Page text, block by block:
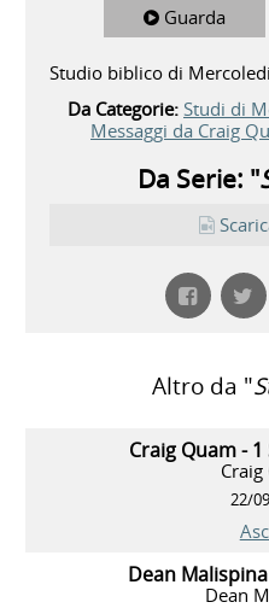
Guarda
Studio biblico di
Da Categorie: Studi di
Messaggi da Craig
Da Serie: "
Altro da "
Craig Quam -
22/
Dean
Dean